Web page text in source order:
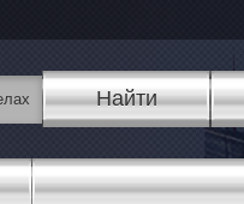
Найти